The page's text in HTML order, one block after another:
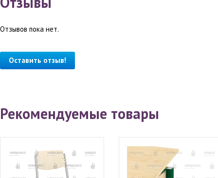
Отзывов пока нет.
Оставить отзыв!
Рекомендуемые товары